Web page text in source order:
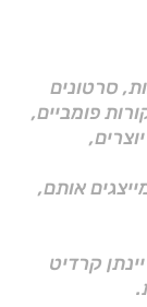
סרטונים
פומביים,
יוצרים,
אותם,
קרדיט